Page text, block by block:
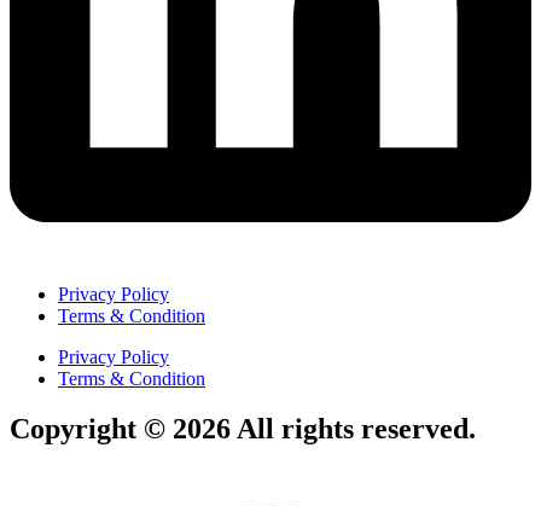
Privacy Policy
Terms & Condition
Privacy Policy
Terms & Condition
Copyright © 2026 All rights reserved.